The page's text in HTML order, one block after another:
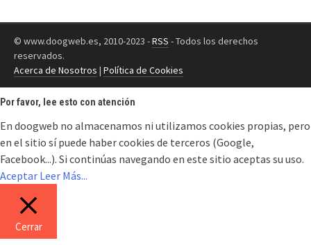
© www.doogweb.es, 2010-2023 -RSS - Todos los derechos
reservados.
Acerca de Nosotros | Política de Cookies
Por favor, lee esto con atención
En doogweb no almacenamos ni utilizamos cookies propias, pero
en el sitio sí puede haber cookies de terceros (Google,
Facebook...). Si continúas navegando en este sitio aceptas su uso.
Aceptar Leer Más...
Cerrar